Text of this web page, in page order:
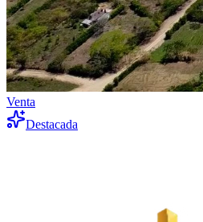
Venta
Destacada